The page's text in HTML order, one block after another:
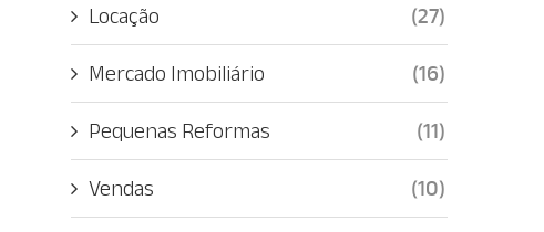
Locação (27)
Mercado Imobiliário (16)
Pequenas Reformas (11)
Vendas (10)